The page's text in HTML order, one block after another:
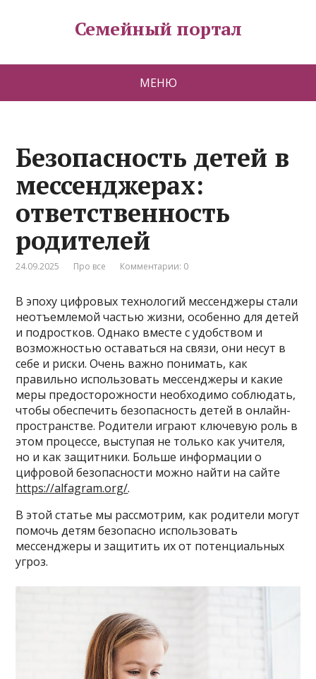
Семейный портал
МЕНЮ
Безопасность детей в
мессенджерах:
ответственность
родителей
24.09.2025 Про все Комментарии: 0
В эпоху цифровых технологий мессенджеры стали
неотъемлемой частью жизни, особенно для детей
и подростков. Однако вместе с удобством и
возможностью оставаться на связи, они несут в
себе и риски. Очень важно понимать, как
правильно использовать мессенджеры и какие
меры предосторожности необходимо соблюдать,
чтобы обеспечить безопасность детей в онлайн-
пространстве. Родители играют ключевую роль в
этом процессе, выступая не только как учителя,
но и как защитники. Больше информации о
цифровой безопасности можно найти на сайте
https://alfagram.org/.
В этой статье мы рассмотрим, как родители могут
помочь детям безопасно использовать
мессенджеры и защитить их от потенциальных
угроз.